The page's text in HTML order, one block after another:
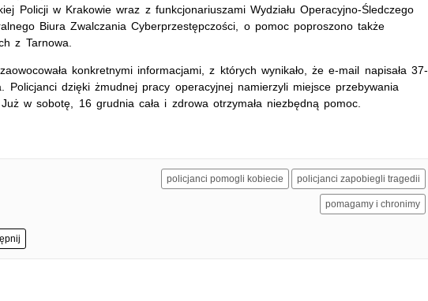
Policji w Krakowie wraz z funkcjonariuszami Wydziału Operacyjno-Śledczego
Biura Zwalczania Cyberprzestępczości, o pomoc poproszono także
z Tarnowa.
konkretnymi informacjami, z których wynikało, że e-mail napisała 37-
Policjanci dzięki żmudnej pracy operacyjnej namierzyli miejsce przebywania
w sobotę, 16 grudnia cała i zdrowa otrzymała niezbędną pomoc.
policjanci pomogli kobiecie policjanci zapobiegli tragedii
pomagamy i chronimy